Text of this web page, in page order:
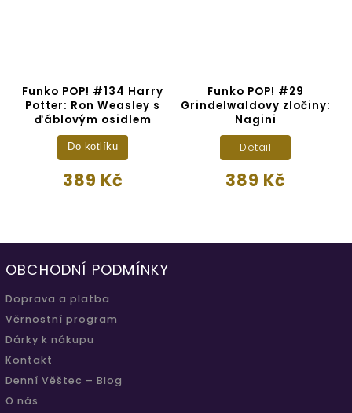
Funko POP! #134 Harry
Potter: Ron Weasley s
ďáblovým osidlem
389 Kč
Do kotlíku
Funko POP! #29
Grindelwaldovy zločiny:
Nagini
389 Kč
Detail
OBCHODNÍ PODMÍNKY
Doprava a platba
Věrnostní program
Dárky k nákupu
Kontakt
Denní Věštec – Blog
O nás